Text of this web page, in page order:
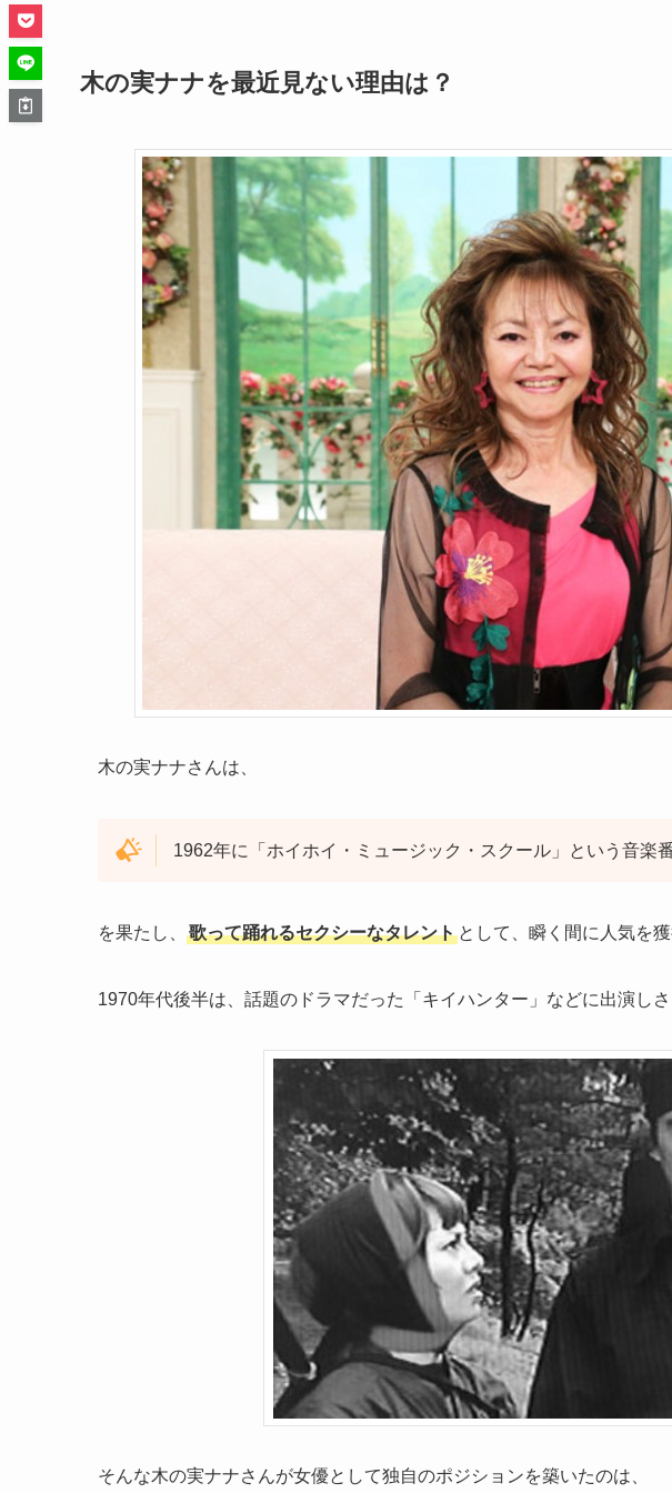
木の実ナナを最近見ない理由は？
木の実ナナさんは、
1962年に「ホイホイ・ミュージック・スクール」という音楽
を果たし、 歌って踊れるセクシーなタレント として、瞬く間に人気を
1970年代後半は、話題のドラマだった「キイハンター」などに出演し
そんな木の実ナナさんが女優として独自のポジションを築いたのは、